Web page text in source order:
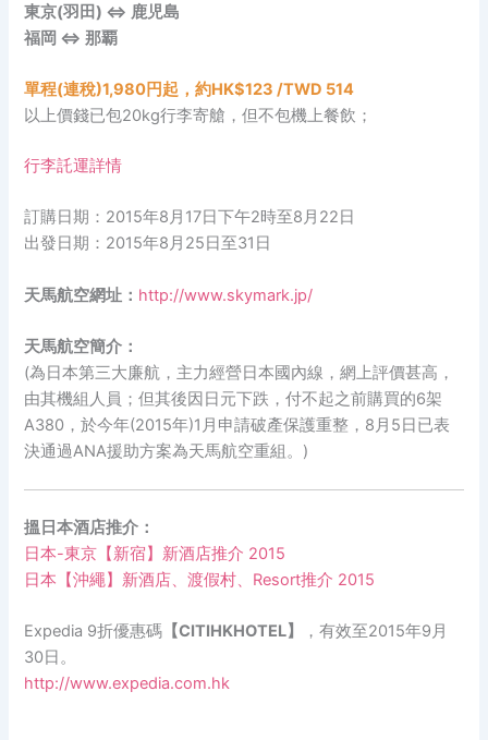
東京(羽田) ⇔ 鹿児島
福岡 ⇔ 那覇
單程(連稅)1,980円起，約HK$123 /TWD 514
以上價錢已包20kg行李寄艙，但不包機上餐飲；
行李託運詳情
訂購日期：2015年8月17日下午2時至8月22日
出發日期：2015年8月25日至31日
天馬航空網址： http://www.skymark.jp/
天馬航空簡介：
(為日本第三大廉航，主力經營日本國內線，網上評價甚高，
由其機組人員；但其後因日元下跌，付不起之前購買的6架
A380，於今年(2015年)1月申請破產保護重整，8月5日已表
決通過ANA援助方案為天馬航空重組。)
搵日本酒店推介：
日本-東京【新宿】新酒店推介 2015
日本【沖繩】新酒店、渡假村、Resort推介 2015
Expedia 9折優惠碼 【CITIHKHOTEL】
，有效至2015年9月
30日。
http://www.expedia.com.hk